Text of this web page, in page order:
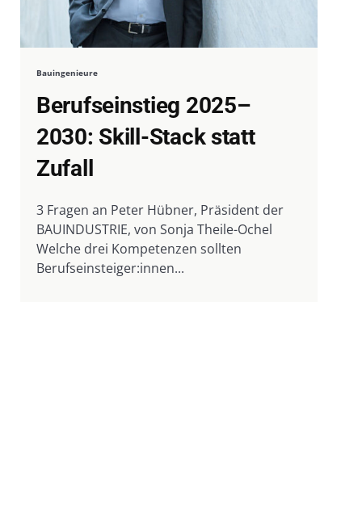
Bauingenieure
Berufseinstieg 2025–
2030: Skill-Stack statt
Zufall
3 Fragen an Peter Hübner, Präsident der
BAUINDUSTRIE, von Sonja Theile-Ochel
Welche drei Kompetenzen sollten
Berufseinsteiger:innen...